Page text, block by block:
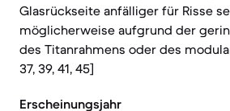
Glasrückseite anfälliger für Risse
möglicherweise aufgrund der
des Titanrahmens oder des
37, 39, 41, 45]
Erscheinungsjahr